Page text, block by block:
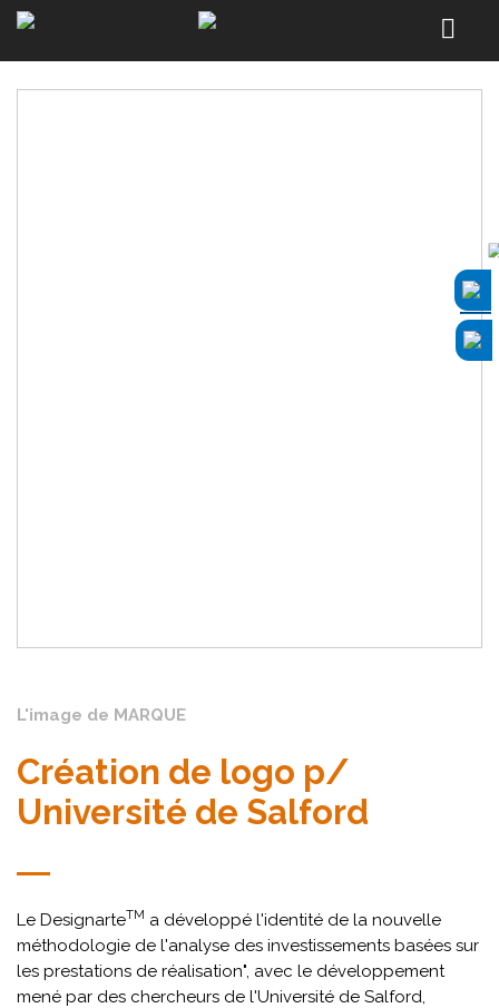
L'image de MARQUE
Création de logo p/
Université de Salford
Le DesignarteTM a développé l'identité de la nouvelle
méthodologie de l'analyse des investissements basées sur
les prestations de réalisation", avec le développement
mené par des chercheurs de l'Université de Salford,